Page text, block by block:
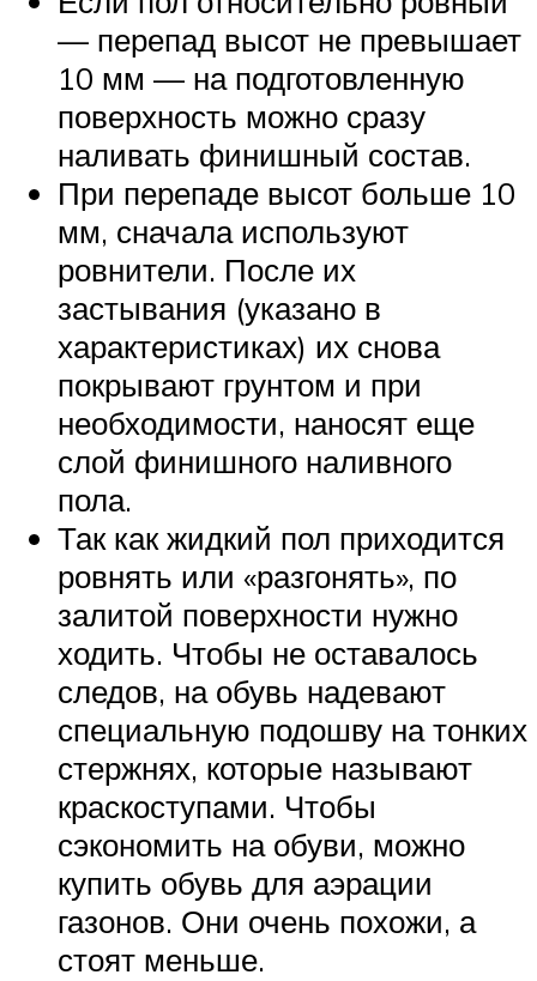
— перепад высот не превышает
10 мм — на подготовленную
поверхность можно сразу
наливать финишный состав.
При перепаде высот больше 10
мм, сначала используют
ровнители. После их
застывания (указано в
характеристиках) их снова
покрывают грунтом и при
необходимости, наносят еще
слой финишного наливного
пола.
Так как жидкий пол приходится
ровнять или «разгонять», по
залитой поверхности нужно
ходить. Чтобы не оставалось
следов, на обувь надевают
специальную подошву на тонких
стержнях, которые называют
краскоступами. Чтобы
сэкономить на обуви, можно
купить обувь для аэрации
газонов. Они очень похожи, а
стоят меньше.